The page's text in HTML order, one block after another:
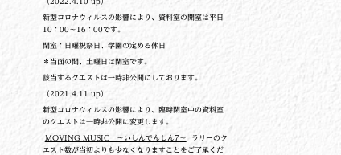
新型コロナウィルスの影響により、資料室の開室は平日
10：00～16：00です。
閉室：日曜祝祭日、学園の定める休日
＊当面の間、土曜日は閉室です。
該当するクエストは一時非公開にしております。
（2021.4.11 up）
新型コロナウィルスの影響により、臨時閉室中の資料室
のクエストは一時非公開に変更します。
MOVING MUSIC ～いしんでんしん7～ ラリーのク
エスト数が当初よりも少なくなりますことをご了承くだ